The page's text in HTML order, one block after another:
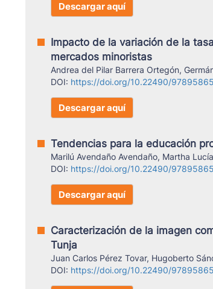
Descargar aquí
Impacto de la variación de la
mercados minoristas
Andrea del Pilar Barrera Ortegón,
DOI: https://doi.org/10.22490/
Descargar aquí
Tendencias para la educación
Marilú Avendaño Avendaño, Martha
DOI: https://doi.org/10.22490/
Descargar aquí
Caracterización de la imagen
Tunja
Juan Carlos Pérez Tovar, Hugoberto
DOI: https://doi.org/10.22490/